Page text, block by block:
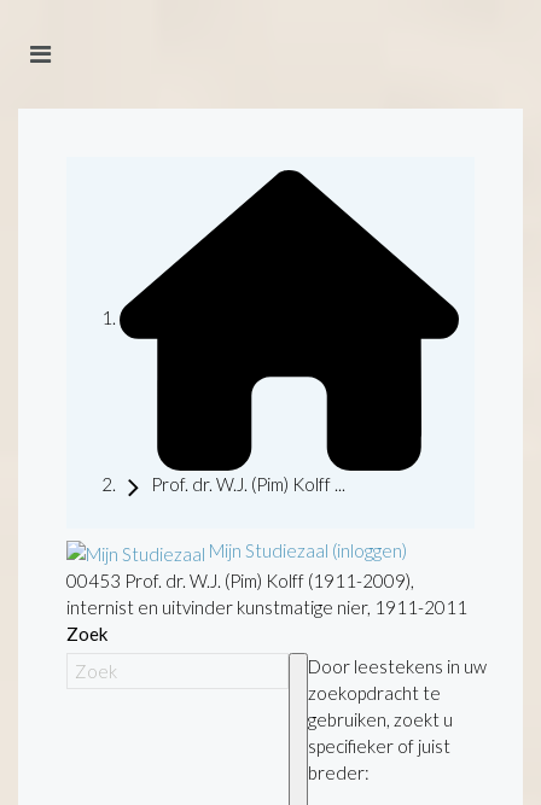
Prof. dr. W.J. (Pim) Kolff ...
Mijn Studiezaal (inloggen)
00453 Prof. dr. W.J. (Pim) Kolff (1911-2009),
internist en uitvinder kunstmatige nier, 1911-2011
Zoek
Door leestekens in uw
zoekopdracht te
gebruiken, zoekt u
specifieker of juist
breder: